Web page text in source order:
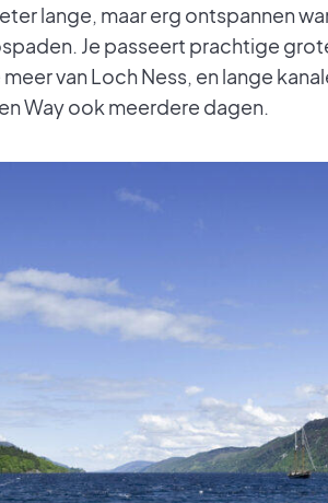
lange, maar erg ontspannen
Je passeert prachtige
van Loch Ness, en lange
Way ook meerdere dagen.